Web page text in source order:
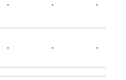
- - -
- - -